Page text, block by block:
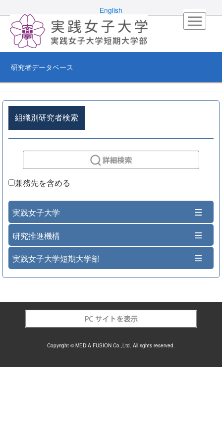
English
研究者データベース
組織別研究者検索
兼務先を含める
実践女子大学
研究推進機構
実践女子大学短期大学部
Copyright © MEDIA FUSION Co.,Ltd. All rights reserved.